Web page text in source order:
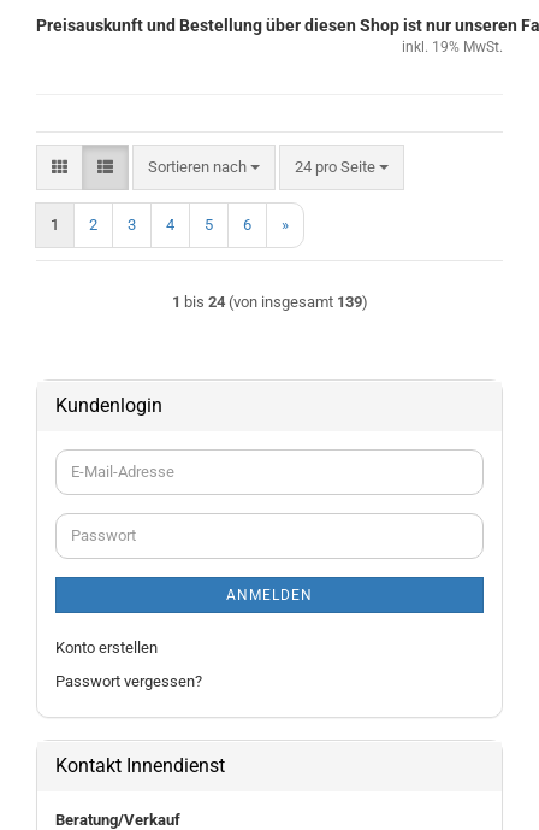
Preisauskunft und Bestellung über diesen Shop ist nur unseren
inkl. 19% MwSt.
Sortieren nach
Sortieren nach 24 pro Seite
pro Seite
1 2 3 4 5 6 »
1 bis 24(von insgesamt 139)
Kundenlogin
E-
Mail-
Adresse
Passwort
ANMELDEN
Konto erstellen
Passwort vergessen?
Kontakt Innendienst
Beratung/Verkauf